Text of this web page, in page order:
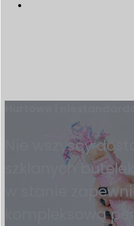
Nie wszyscy
szklanych
w stanie
kompleksową